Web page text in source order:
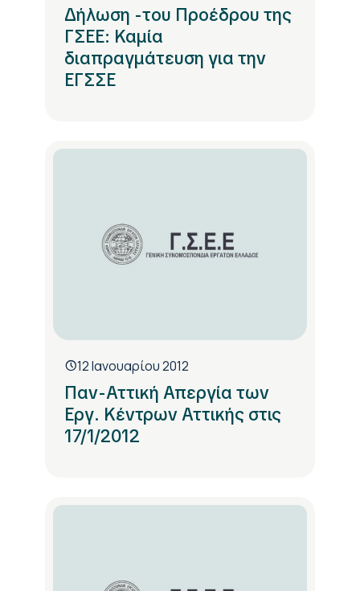
Δήλωση -του Προέδρου της
ΓΣΕΕ: Καμία
διαπραγμάτευση για την
ΕΓΣΣΕ
12 Ιανουαρίου 2012
Παν-Αττική Απεργία των
Εργ. Κέντρων Αττικής στις
17/1/2012